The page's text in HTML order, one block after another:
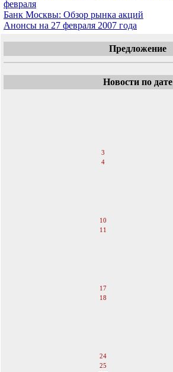
февраля
Банк Москвы: Обзор рынка акций
Анонсы на 27 февраля 2007 года
Предложение
Новости по дате
3
4
10
11
17
18
24
25